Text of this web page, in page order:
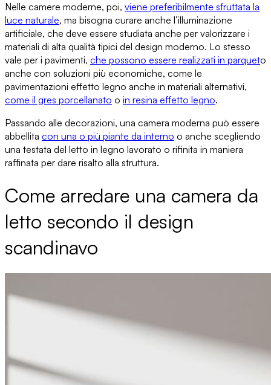
Nelle camere moderne, poi, viene preferibilmente sfruttata la
luce naturale, ma bisogna curare anche l’illuminazione
artificiale, che deve essere studiata anche per valorizzare i
materiali di alta qualità tipici del design moderno. Lo stesso
vale per i pavimenti, che possono essere realizzati in parqueto
anche con soluzioni più economiche, come le
pavimentazioni effetto legno anche in materiali alternativi,
come il gres porcellanato o in resina effetto legno.
Passando alle decorazioni, una camera moderna può essere
abbellita con una o più piante da interno o anche scegliendo
una testata del letto in legno lavorato o rifinita in maniera
raffinata per dare risalto alla struttura.
Come arredare una camera da
letto secondo il design
scandinavo